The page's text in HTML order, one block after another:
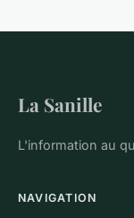
La Sanille
L'information au
NAVIGATION